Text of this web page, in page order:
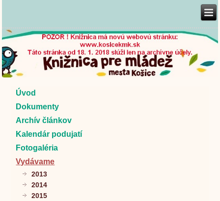
Úvod
Dokumenty
Archív článkov
Kalendár podujatí
Fotogaléria
Vydávame
2013
2014
2015